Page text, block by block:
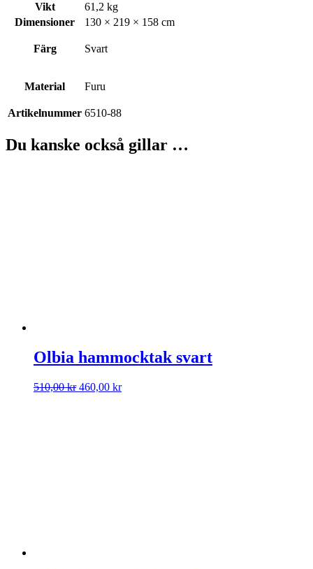
Vikt
61,2 kg
Dimensioner
130 × 219 × 158 cm
Färg Svart
Material Furu
Artikelnummer 6510-88
Du kanske också gillar …
Olbia hammocktak svart
510,00kr Det
460,00 krDet